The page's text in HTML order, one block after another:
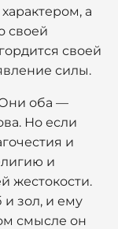
а
своей
своей
силы.
оба —
Но если
и
и
жестокости.
зол, и ему
смысле он